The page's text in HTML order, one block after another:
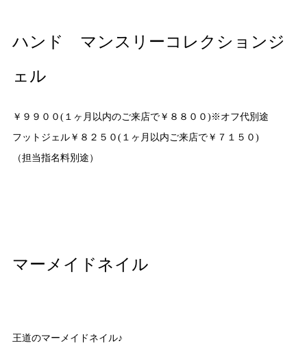
ハンド マンスリーコレクションジ
ェル
￥９９００(１ヶ月以内のご来店で￥８８００)※オフ代別途
フットジェル￥８２５０(１ヶ月以内ご来店で￥７１５０)
（担当指名料別途）
マーメイドネイル
王道のマーメイドネイル♪